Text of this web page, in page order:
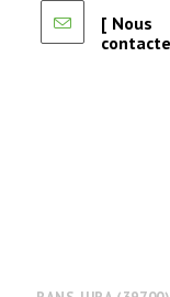
[ Nous